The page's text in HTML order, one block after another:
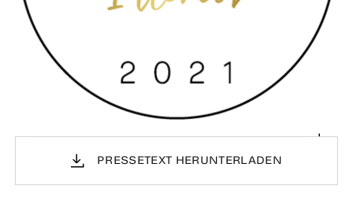
PRESSETEXT HERUNTERLADEN